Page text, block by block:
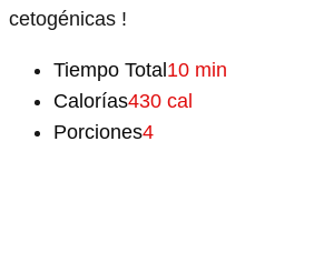
cetogénicas !
Tiempo Total10 min
Calorías430 cal
Porciones4